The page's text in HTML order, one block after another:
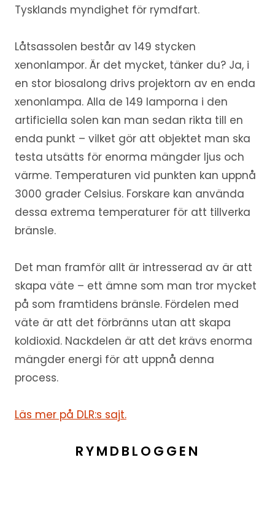
Tysklands myndighet för rymdfart.
Låtsassolen består av 149 stycken
xenonlampor. Är det mycket, tänker du? Ja, i
en stor biosalong drivs projektorn av en enda
xenonlampa. Alla de 149 lamporna i den
artificiella solen kan man sedan rikta till en
enda punkt – vilket gör att objektet man ska
testa utsätts för enorma mängder ljus och
värme. Temperaturen vid punkten kan uppnå
3000 grader Celsius. Forskare kan använda
dessa extrema temperaturer för att tillverka
bränsle.
Det man framför allt är intresserad av är att
skapa väte – ett ämne som man tror mycket
på som framtidens bränsle. Fördelen med
väte är att det förbränns utan att skapa
koldioxid. Nackdelen är att det krävs enorma
mängder energi för att uppnå denna
process.
Läs mer på DLR:s sajt.
RYMDBLOGGEN